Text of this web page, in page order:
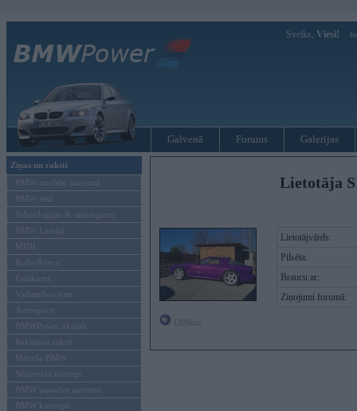
Sveiks, Viesi!
Galvenā Forums Galerijas
Ziņas un raksti
BMW modeļu jaunumi
BMW testi
Tehnoloģijas & sasniegumi
BMW Latvijā
MINI
Rolls-Royce
Pasākumi
Vadāmības tests
Autosports
BMWPower aktuāli
Reklāmas raksti
Mēneša BMW
Sērijveida tūnings
BMW pasaules jaunumi
BMW koncepti
Lietotāja
Lietotājvārds:
Pilsēta:
Braucu ar:
Ziņojumi forumā: